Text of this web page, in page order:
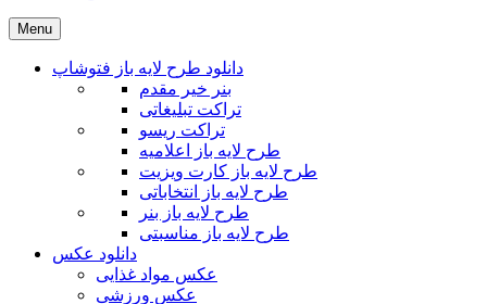
Menu
دانلود طرح لایه باز فتوشاپ
بنر خیر مقدم
تراکت تبلیغاتی
تراکت ریسو
طرح لایه باز اعلامیه
طرح لایه باز کارت ویزیت
طرح لایه باز انتخاباتی
طرح لایه باز بنر
طرح لایه باز مناسبتی
دانلود عکس
عکس مواد غذایی
عکس ورزشی